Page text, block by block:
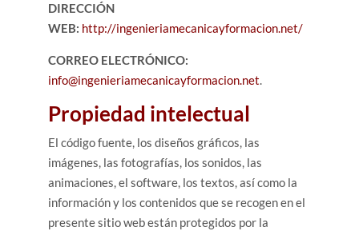
DIRECCIÓN
WEB: http://ingenieriamecanicayformacion.net/
CORREO ELECTRÓNICO:
info@ingenieriamecanicayformacion.net.
Propiedad intelectual
El código fuente, los diseños gráficos, las
imágenes, las fotografías, los sonidos, las
animaciones, el software, los textos, así como la
información y los contenidos que se recogen en el
presente sitio web están protegidos por la